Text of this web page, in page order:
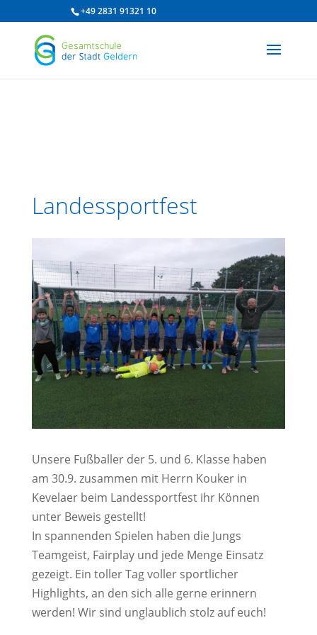
+49 2831 91321 10
Landessportfest
Unsere Fußballer der 5. und 6. Klasse haben
am 30.9. zusammen mit Herrn Kouker in
Kevelaer beim Landessportfest ihr Können
unter Beweis gestellt!
In spannenden Spielen haben die Jungs
Teamgeist, Fairplay und jede Menge Einsatz
gezeigt. Ein toller Tag voller sportlicher
Highlights, an den sich alle gerne erinnern
werden! Wir sind unglaublich stolz auf euch!